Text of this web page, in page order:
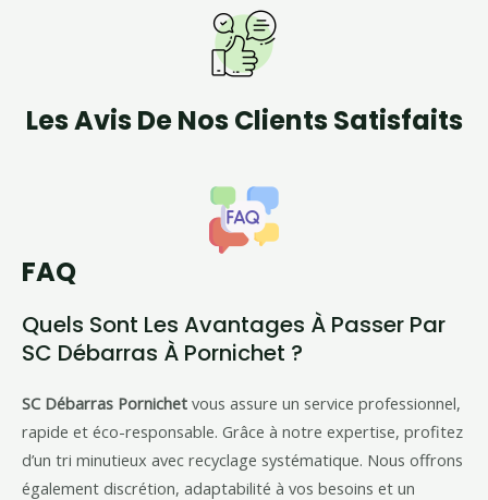
Les Avis De Nos Clients Satisfaits
FAQ
Quels Sont Les Avantages À Passer Par
SC Débarras À Pornichet ?
SC Débarras Pornichet vous assure un service professionnel,
rapide et éco-responsable. Grâce à notre expertise, profitez
d’un tri minutieux avec recyclage systématique. Nous offrons
également discrétion, adaptabilité à vos besoins et un